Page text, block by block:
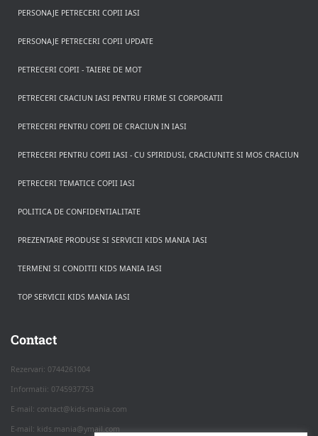
PERSONAJE PETRECERI COPII IASI
PERSONAJE PETRECERI COPII UPDATE
PETRECERI COPII - TAIERE DE MOT
PETRECERI CRACIUN IASI PENTRU FIRME SI CORPORATII
PETRECERI PENTRU COPII DE CRACIUN IN IASI
PETRECERI PENTRU COPII IASI - CU SPIRIDUSI, CRACIUNITE SI MOS CRACIUN
PETRECERI TEMATICE COPII IASI
POLITICA DE CONFIDENTIALITATE
PREZENTARE PRODUSE SI SERVICII KIDS MANIA IASI
TERMENI SI CONDITII KIDS MANIA IASI
TOP SERVICII KIDS MANIA IASI
Contact
Rezervari: 0744261004
Informatii: 0745937753
E-mail: contact@kids-mania.com
E-mail: kids.mania@ymail.com
Apasa pe o categorie ca sa vezi serviciile.
PETRECERI COPII